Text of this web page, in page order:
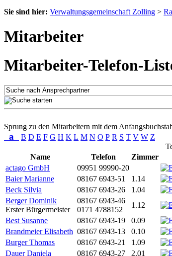
Sie sind hier: Verwaltungsgemeinschaft Zolling >
Mitarbeiter
Mitarbeiter-Telefon-
Sprung zu den Mitarbeitern mit dem
a B D E F G H K L M N O P R S T V W Z
Name
Telefon Zimmer
actago GmbH
09951 99990-20
Baier Marianne
08167 6943-51 1.14
Beck Silvia
08167 6943-26 1.04
Berger Dominik
Erster Bürgermeister
08167 6943-46
0171 4788152
1.12
Best Susanne
08167 6943-19 0.09
Brandmeier Elisabeth 08167 6943-13 0.10
Burger Thomas
08167 6943-21 1.09
Dauer Daniela
08167 6943-27 2.01